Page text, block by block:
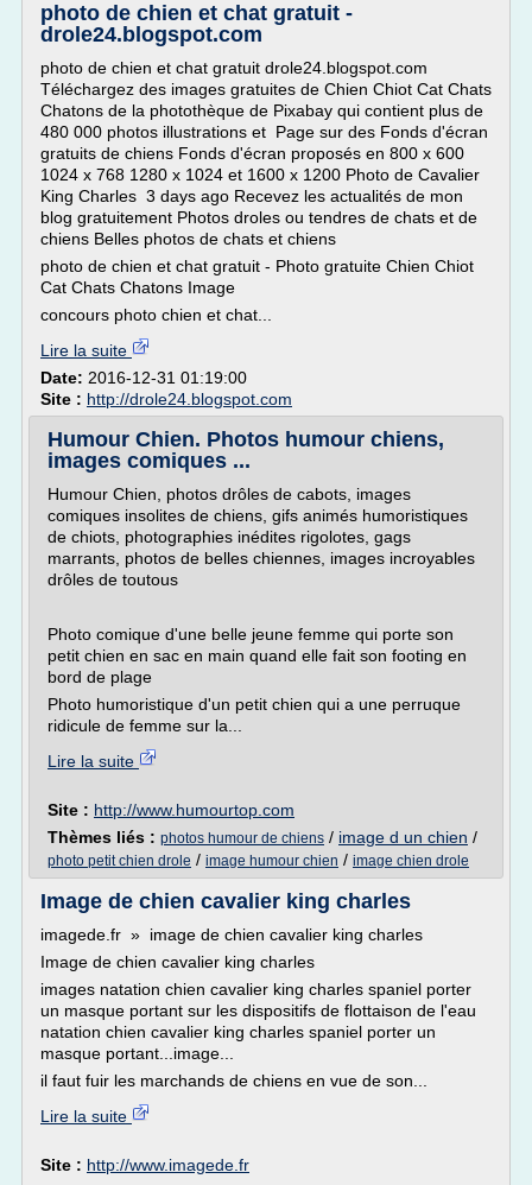
photo de chien et chat gratuit -
drole24.blogspot.com
photo de chien et chat gratuit drole24.blogspot.com
Téléchargez des images gratuites de Chien Chiot Cat Chats
Chatons de la photothèque de Pixabay qui contient plus de
480 000 photos illustrations et Page sur des Fonds d'écran
gratuits de chiens Fonds d'écran proposés en 800 x 600
1024 x 768 1280 x 1024 et 1600 x 1200 Photo de Cavalier
King Charles 3 days ago Recevez les actualités de mon
blog gratuitement Photos droles ou tendres de chats et de
chiens Belles photos de chats et chiens
photo de chien et chat gratuit - Photo gratuite Chien Chiot
Cat Chats Chatons Image
concours photo chien et chat...
Lire la suite
Date: 2016-12-31 01:19:00
Site : http://drole24.blogspot.com
Humour Chien. Photos humour chiens,
images comiques ...
Humour Chien, photos drôles de cabots, images
comiques insolites de chiens, gifs animés humoristiques
de chiots, photographies inédites rigolotes, gags
marrants, photos de belles chiennes, images incroyables
drôles de toutous
Photo comique d'une belle jeune femme qui porte son
petit chien en sac en main quand elle fait son footing en
bord de plage
Photo humoristique d'un petit chien qui a une perruque
ridicule de femme sur la...
Lire la suite
Site : http://www.humourtop.com
Thèmes liés : photos humour de chiens / image d un chien /
photo petit chien drole / image humour chien / image chien drole
Image de chien cavalier king charles
imagede.fr » image de chien cavalier king charles
Image de chien cavalier king charles
images natation chien cavalier king charles spaniel porter
un masque portant sur les dispositifs de flottaison de l'eau
natation chien cavalier king charles spaniel porter un
masque portant...image...
il faut fuir les marchands de chiens en vue de son...
Lire la suite
Site : http://www.imagede.fr